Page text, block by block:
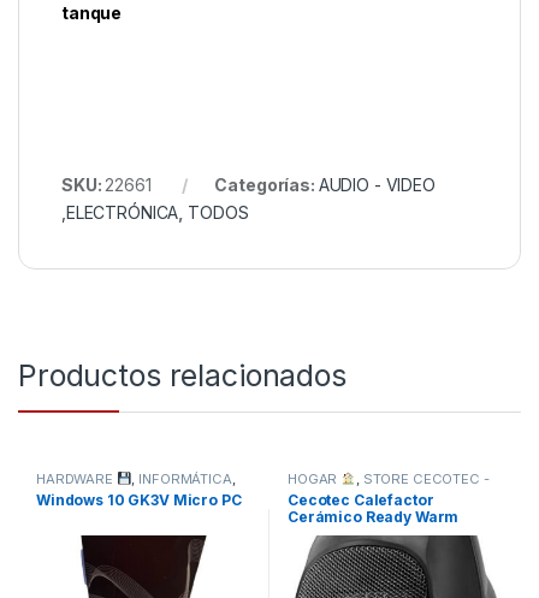
tanque
SKU: 22661 Categorías: AUDIO - VIDEO
,ELECTRÓNICA TODOS
Productos relacionados
HARDWARE , INFORMÁTICA,
TODOS
Windows 10 GK3V Micro PC
HOGAR , STORE CECOTEC -
DISTRIBUIDOR OFICIAL
TODOS
Cecotec Calefactor
Cerámico Ready Warm
6000